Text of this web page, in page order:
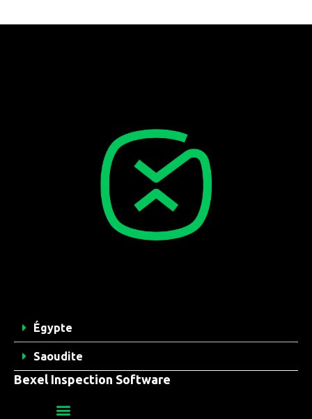
Bexel Inspection Software
Égypte
Saoudite